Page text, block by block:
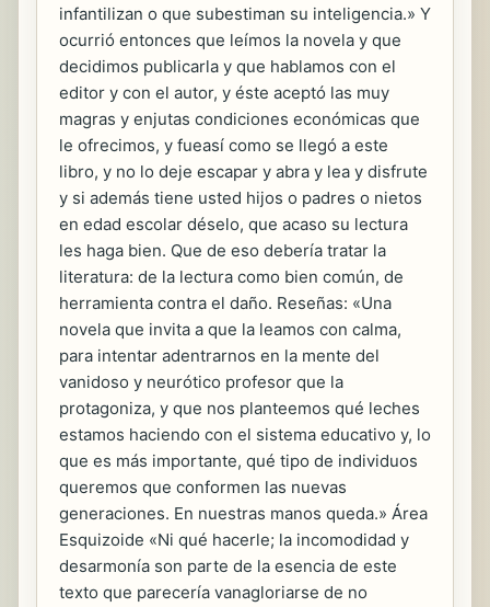
infantilizan o que subestiman su inteligencia.» Y
ocurrió entonces que leímos la novela y que
decidimos publicarla y que hablamos con el
editor y con el autor, y éste aceptó las muy
magras y enjutas condiciones económicas que
le ofrecimos, y fueasí como se llegó a este
libro, y no lo deje escapar y abra y lea y disfrute
y si además tiene usted hijos o padres o nietos
en edad escolar déselo, que acaso su lectura
les haga bien. Que de eso debería tratar la
literatura: de la lectura como bien común, de
herramienta contra el daño. Reseñas: «Una
novela que invita a que la leamos con calma,
para intentar adentrarnos en la mente del
vanidoso y neurótico profesor que la
protagoniza, y que nos planteemos qué leches
estamos haciendo con el sistema educativo y, lo
que es más importante, qué tipo de individuos
queremos que conformen las nuevas
generaciones. En nuestras manos queda.» Área
Esquizoide «Ni qué hacerle; la incomodidad y
desarmonía son parte de la esencia de este
texto que parecería vanagloriarse de no